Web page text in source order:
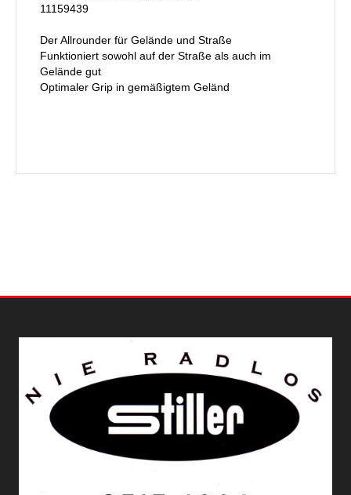
11159439
Der Allrounder für Gelände und Straße
Funktioniert sowohl auf der Straße als auch im
Gelände gut
Optimaler Grip in gemäßigtem Geländ